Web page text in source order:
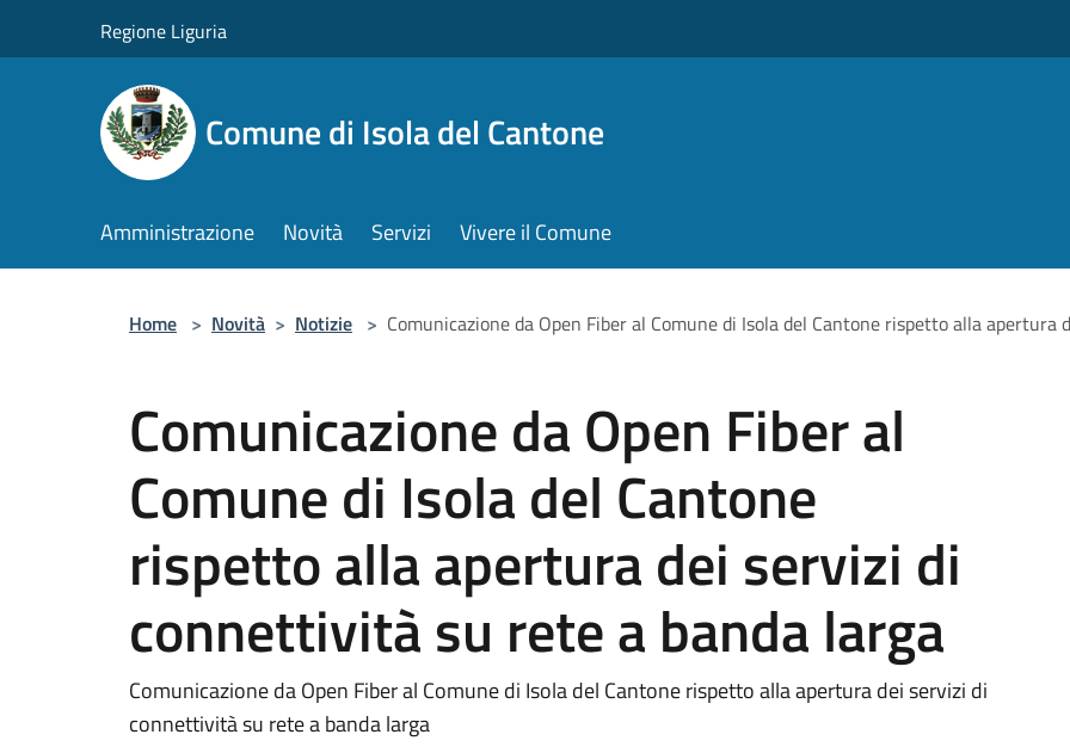
Regione Liguria
Comune di Isola del Cantone
Amministrazione Novità Servizi Vivere il Comune
Home > Novità > Notizie > Comunicazione da Open Fiber al Comune di Isola del Cantone rispetto alla
Comunicazione da Open Fiber al
Comune di Isola del Cantone
rispetto alla apertura dei servizi di
connettività su rete a banda larga
Comunicazione da Open Fiber al Comune di Isola del Cantone rispetto alla apertura dei servizi di
connettività su rete a banda larga